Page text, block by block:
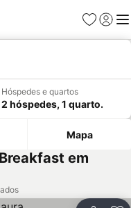
Favoritos
Iniciar
Hóspedes e quartos
2 hóspedes, 1 quarto.
Mapa
em